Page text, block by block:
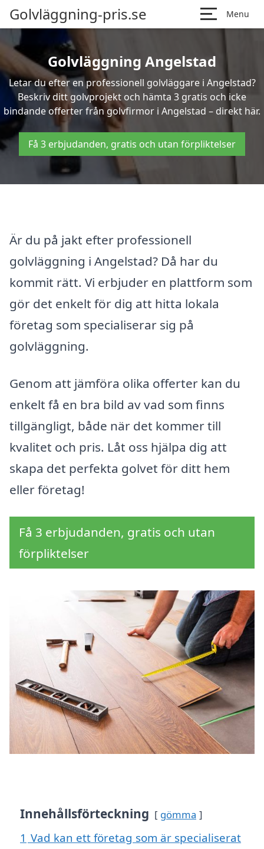
Golvläggning-pris.se Menu
Golvläggning Angelstad
Letar du efter en professionell golvläggare i Angelstad?
Beskriv ditt golvprojekt och hämta 3 gratis och icke
bindande offerter från golvfirmor i Angelstad – direkt här.
Få 3 erbjudanden, gratis och utan förpliktelser
Är du på jakt efter professionell
golvläggning i Angelstad? Då har du
kommit rätt. Vi erbjuder en plattform som
gör det enkelt för dig att hitta lokala
företag som specialiserar sig på
golvläggning.
Genom att jämföra olika offerter kan du
enkelt få en bra bild av vad som finns
tillgängligt, både när det kommer till
kvalitet och pris. Låt oss hjälpa dig att
skapa det perfekta golvet för ditt hem
eller företag!
Få 3 erbjudanden, gratis och utan
förpliktelser
Innehållsförteckning gömma
1 Vad kan ett företag som är specialiserat